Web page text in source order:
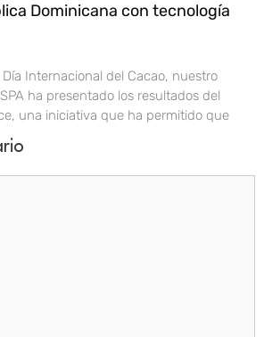
Dominicana con tecnología
Internacional del Cacao, nuestro
ha presentado los resultados del
una iniciativa que ha permitido que